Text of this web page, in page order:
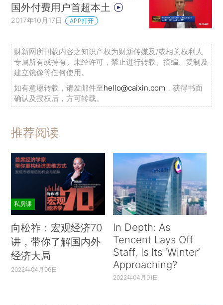
国外付费用户首超本土
2017年10月17日 APP打开
财新网所刊载内容之知识产权为财新传媒及/或相关权利人
专属所有或持有。未经许可，禁止进行转载、摘编、复制及
建立镜像等任何使用。
如有意愿转载，请发邮件至hello@caixin.com ，获得书面
确认及授权后，方可转载。
推荐阅读
私房课
向松祚：宏观经济70
讲，带你了解国内外
经济大局
2022年04月06日
In Depth: As
Tencent Lays Off
Staff, Is Its ‘Winter’
Approaching?
2022年04月01日